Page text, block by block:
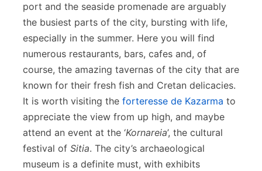
port and the seaside promenade are arguably
the busiest parts of the city, bursting with life,
especially in the summer. Here you will find
numerous restaurants, bars, cafes and, of
course, the amazing tavernas of the city that are
known for their fresh fish and Cretan delicacies.
It is worth visiting the forteresse de Kazarma to
appreciate the view from up high, and maybe
attend an event at the ‘Kornareia’, the cultural
festival of Sitia. The city’s archaeological
museum is a definite must, with exhibits